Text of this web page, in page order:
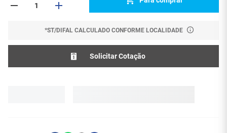
*ST/DIFAL CALCULADO CONFORME LOCALIDADE
Solicitar Cotação